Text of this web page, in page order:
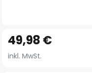
Anfang
der
49,98 €
inkl. MwSt.